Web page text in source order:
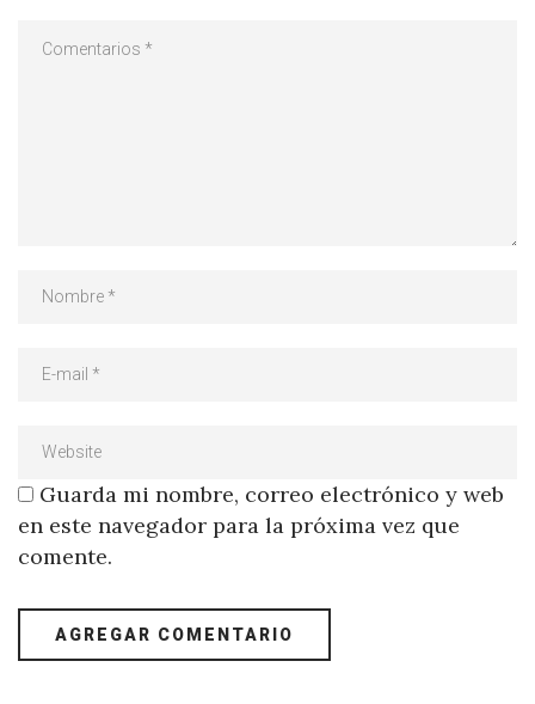
Guarda mi nombre, correo electrónico y web
en este navegador para la próxima vez que
comente.